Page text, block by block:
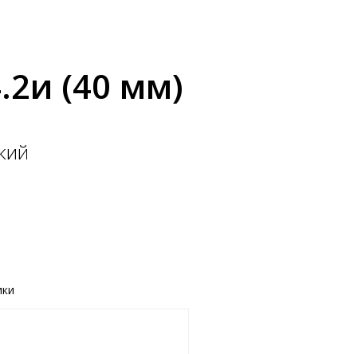
(40 мм)